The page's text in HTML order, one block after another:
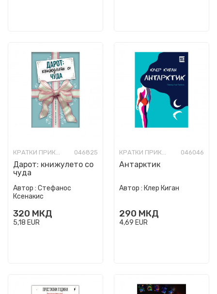
КРАТКИ ПРИКАЗНИ 046825
Дарот: книжулето со
чуда
Автор : Стефанос
Ксенакис
320 МКД
5,18 EUR
КРАТКИ ПРИКАЗНИ 046046
Антарктик
Автор : Клер Киган
290 МКД
4,69 EUR